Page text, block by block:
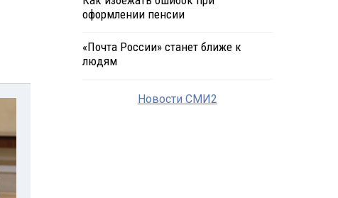
оформлении пенсии
«Почта России» станет ближе к
людям
Новости СМИ2